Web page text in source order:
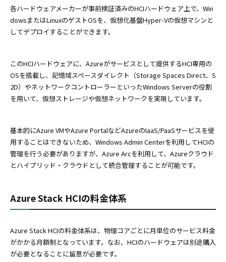
各ハードウェアメーカーが事前検証済みのHCIハードウェア上で、Win
dowsまたはLinuxのゲストOSを、仮想化基盤Hyper-Vの仮想マシンと
してデプロイすることができます。
このHCIハードウェアに、Azureがサービスとして提供するHCI専用の
OSを搭載し、記憶域スペースダイレクト（Storage Spaces Direct、S
2D）やネットワークコントローラーといったWindows Serverの役割
を用いて、仮想ストレージや仮想ネットワークを実現しています。
基本的にAzure VMやAzure PortalなどAzureのIaaS/PaaSサービスを使
用することはできないため、Windows Admin Centerを利用してHCIの
管理を行う必要がありますが、Azure Arcを利用して、Azureクラウド
とハイブリッド・クラウドとして統合管理することが可能です。
Azure Stack HCIの料金体系
Azure Stack HCIの料金体系は、物理コアごとに月単位のサービス料金
がかかる月額制となっています。なお、HCIのハードウェアは別途購入
が必要となることに留意が必要です。